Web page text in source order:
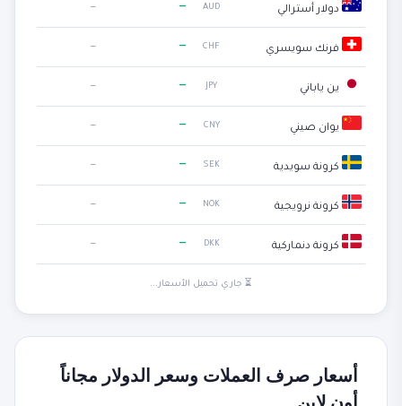
دولار أسترالي AUD
—
—
فرنك سويسري CHF
—
—
ين ياباني JPY
—
—
يوان صيني CNY
—
—
كرونة سويدية SEK
—
—
كرونة نرويجية NOK
—
—
كرونة دنماركية DKK
—
—
⏳ جاري تحميل الأسعار...
أسعار صرف العملات وسعر الدولار مجاناً